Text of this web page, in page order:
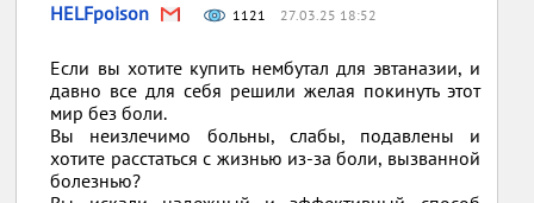
HELFpoison 1121 27.03.25 18:52
Если вы хотите купить нембутал для эвтаназии, и
давно все для себя решили желая покинуть этот
мир без боли.
Вы неизлечимо больны, слабы, подавлены и
хотите расстаться с жизнью из-за боли, вызванной
болезнью?